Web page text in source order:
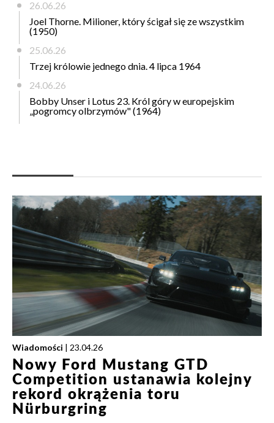
26.06.26
Joel Thorne. Milioner, który ścigał się ze wszystkim
(1950)
25.06.26
Trzej królowie jednego dnia. 4 lipca 1964
24.06.26
Bobby Unser i Lotus 23. Król góry w europejskim
„pogromcy olbrzymów" (1964)
Wiadomości | 23.04.26
Nowy Ford Mustang GTD
Competition ustanawia kolejny
rekord okrążenia toru
Nürburgring